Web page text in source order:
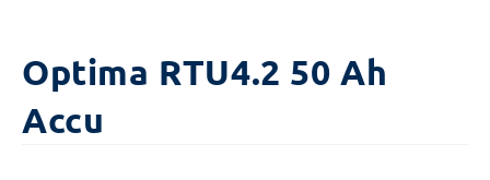
Optima RTU4.2 50 Ah
Accu